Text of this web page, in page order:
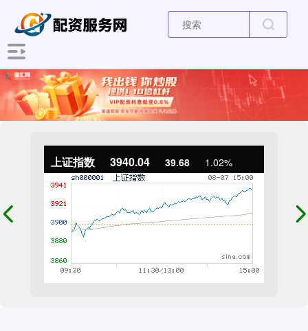
上证指数 3940.04 39.68 1.02%